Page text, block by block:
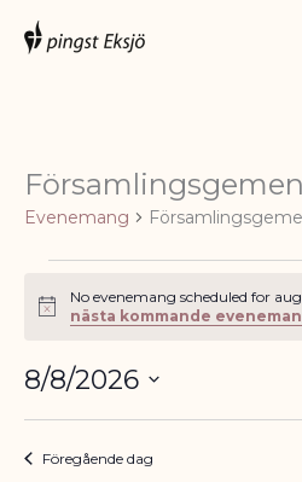
Hoppa
Evenemang
Evenemang
för
augusti
8,
2026
Notis
No evenemang scheduled for
nästa kommande
8/8/2026
Välj
datum.
Föregående dag